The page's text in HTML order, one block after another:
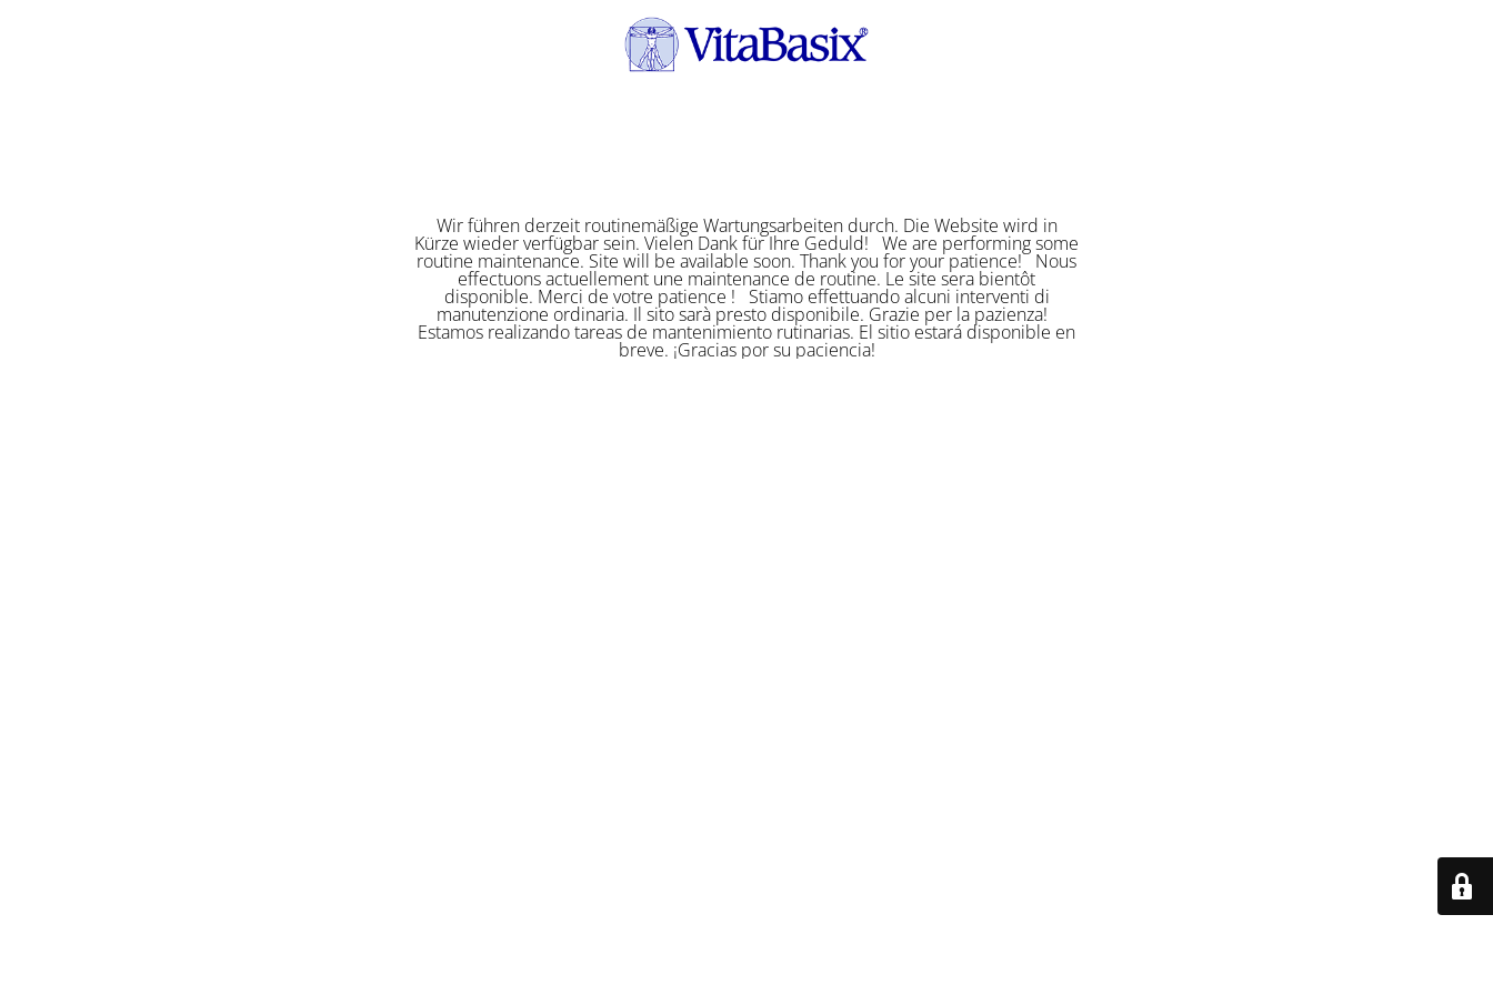
Wir führen derzeit routinemäßige Wartungsarbeiten durch. Die Website wird in
Kürze wieder verfügbar sein. Vielen Dank für Ihre Geduld! We are performing some
routine maintenance. Site will be available soon. Thank you for your patience! Nous
effectuons actuellement une maintenance de routine. Le site sera bientôt
disponible. Merci de votre patience ! Stiamo effettuando alcuni interventi di
manutenzione ordinaria. Il sito sarà presto disponibile. Grazie per la pazienza!
Estamos realizando tareas de mantenimiento rutinarias. El sitio estará disponible en
breve. ¡Gracias por su paciencia!